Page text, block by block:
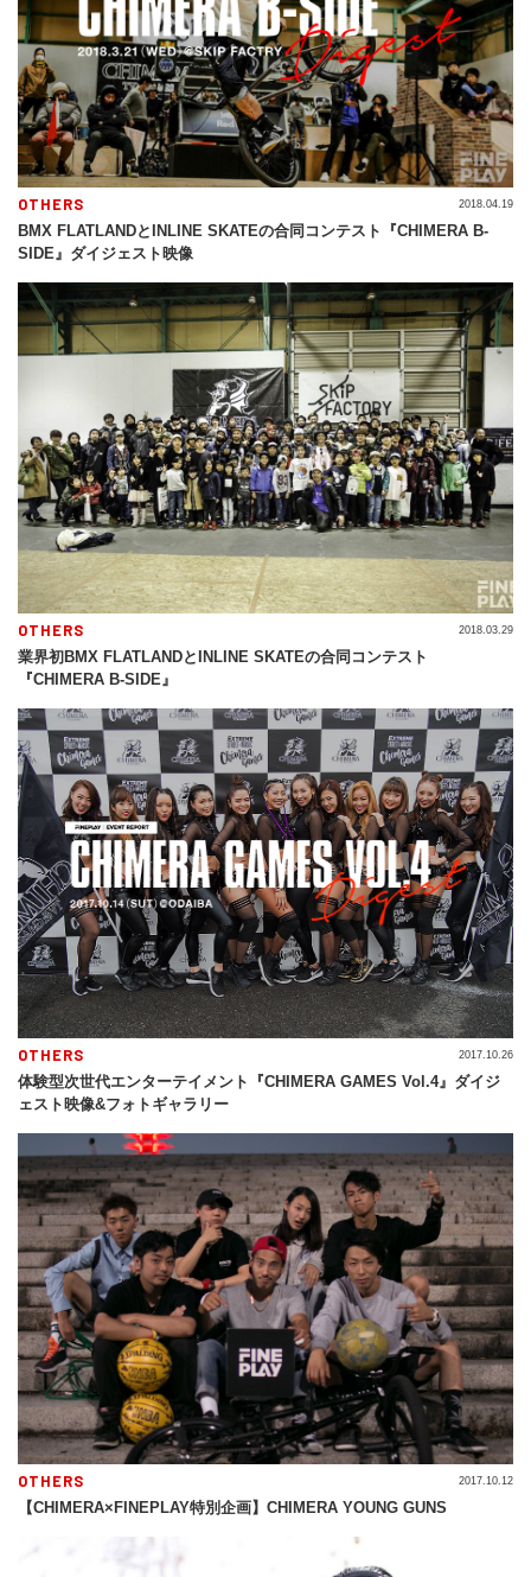
OTHERS
BMX FLATLANDとINLINE SKATEの合同コンテスト『CHIMERA B-
SIDE』ダイジェスト映像
2018.04.19
OTHERS
業界初BMX FLATLANDとINLINE SKATEの合同コンテスト
『CHIMERA B-SIDE』
2018.03.29
OTHERS
体験型次世代エンターテイメント『CHIMERA GAMES Vol.4』ダイジ
ェスト映像&フォトギャラリー
2017.10.26
OTHERS
【CHIMERA×FINEPLAY特別企画】CHIMERA YOUNG GUNS
2017.10.12